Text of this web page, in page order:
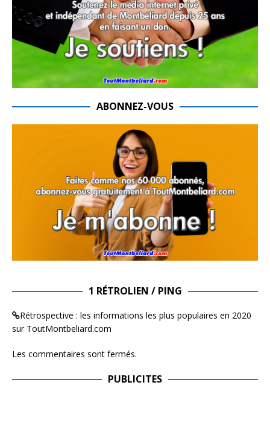
ABONNEZ-VOUS
1 RÉTROLIEN / PING
Rétrospective : les informations les plus populaires en 2020
sur ToutMontbeliard.com
Les commentaires sont fermés.
PUBLICITES